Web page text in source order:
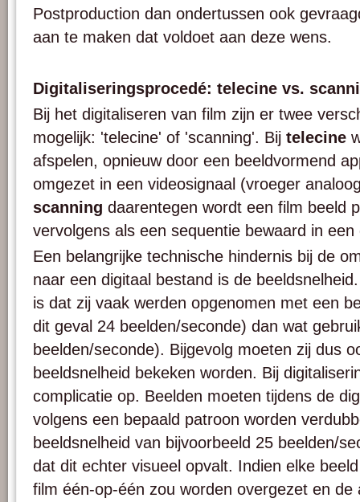
Postproduction dan ondertussen ook
aan te maken dat voldoet aan deze wens.
Digitaliseringsprocedé: telecine vs.
Bij het digitaliseren van film zijn er twee
mogelijk: 'telecine' of 'scanning'. Bij telecine
afspelen, opnieuw door een beeldvormend
omgezet in een videosignaal (vroeger
scanning daarentegen wordt een film beeld
vervolgens als een sequentie bewaard in
Een belangrijke technische hindernis bij de
naar een digitaal bestand is de
is dat zij vaak werden opgenomen met een
dit geval 24 beelden/seconde) dan wat
beelden/seconde). Bijgevolg moeten zij dus
beeldsnelheid bekeken worden. Bij
complicatie op. Beelden moeten tijdens de
volgens een bepaald patroon worden
beeldsnelheid van bijvoorbeeld 25 beelden/
dat dit echter visueel opvalt. Indien elke
film één-op-één zou worden overgezet en de